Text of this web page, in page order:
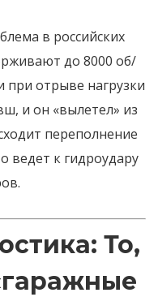
в российских
до 8000 об/
при отрыве нагрузки
и он «вылетел» из
переполнение
ведет к гидроудару
То,